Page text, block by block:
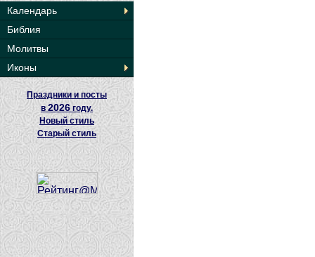
Календарь
Библия
Молитвы
Иконы
Праздники и посты
в2026 году.
Новый стиль
Старый стиль